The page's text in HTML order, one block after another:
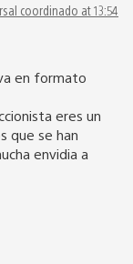
coordinado at 13:54
en formato
eres un
que se han
envidia a